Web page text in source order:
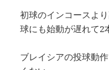
初球のインコースよ
球にも始動が遅れて2
ブレイシアの投球動